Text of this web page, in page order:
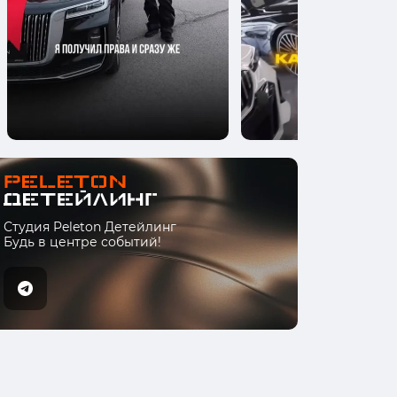
Студия Peleton Детейлинг
Будь в центре событий!